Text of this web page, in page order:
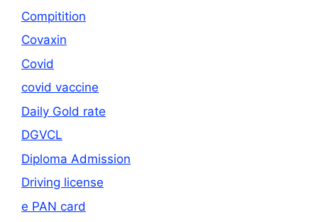
Compitition
Covaxin
Covid
covid vaccine
Daily Gold rate
DGVCL
Diploma Admission
Driving license
e PAN card